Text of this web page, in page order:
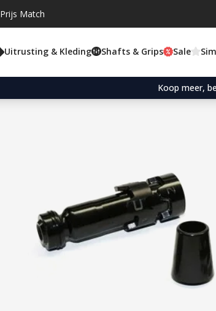
Prijs Match
Uitrusting & Kleding Shafts & Grips Sale
Koop meer,